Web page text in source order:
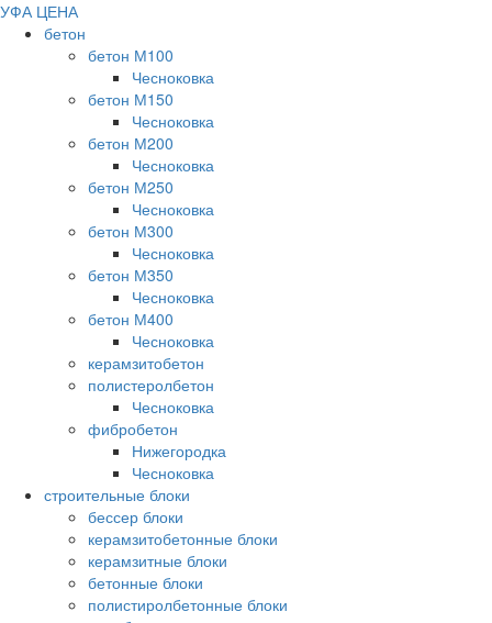
УФА ЦЕНА
бетон
бетон М100
Чесноковка
бетон М150
Чесноковка
бетон М200
Чесноковка
бетон М250
Чесноковка
бетон М300
Чесноковка
бетон М350
Чесноковка
бетон М400
Чесноковка
керамзитобетон
полистеролбетон
Чесноковка
фибробетон
Нижегородка
Чесноковка
строительные блоки
бессер блоки
керамзитобетонные блоки
керамзитные блоки
бетонные блоки
полистиролбетонные блоки